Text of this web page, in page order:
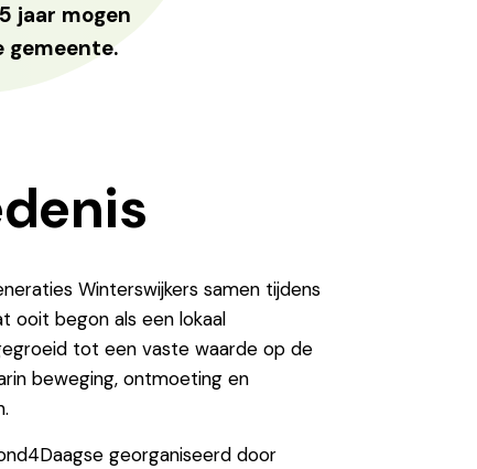
jaar mogen
gemeente.
Winterswijkers samen tijdens
ooit begon als een lokaal
tot een vaste waarde op de
beweging, ontmoeting en
georganiseerd door